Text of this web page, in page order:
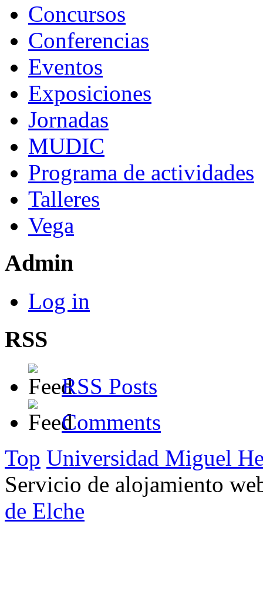
Concursos
Conferencias
Eventos
Exposiciones
Jornadas
MUDIC
Programa de actividades
Talleres
Vega
Admin
Log in
RSS
RSS Posts
Comments
Top Universidad Miguel
Servicio de alojamiento
de Elche